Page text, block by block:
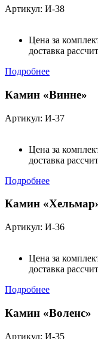
Артикул: И-38
Цена за
доставка
Подробнее
Камин «Винне»
Артикул: И-37
Цена за
доставка
Подробнее
Камин
Артикул: И-36
Цена за
доставка
Подробнее
Камин «Воленс»
Артикул: И-35